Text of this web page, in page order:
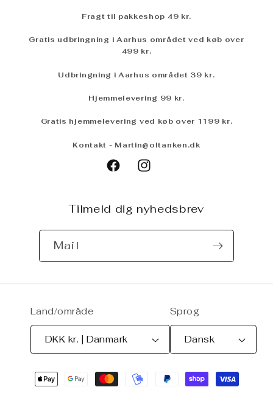
Fragt til pakkeshop 49 kr.
Gratis udbringning i Aarhus området ved køb over
499 kr.
Udbringning i Aarhus området 39 kr.
Hjemmelevering 99 kr.
Gratis hjemmelevering ved køb over 1199 kr.
Kontakt - Martin@oltanken.dk
FacebookInstagram
Tilmeld dig nyhedsbrev
Mail
Land/område
DKK kr. | Danmark
Sprog
Dansk
Betalingsmetoder